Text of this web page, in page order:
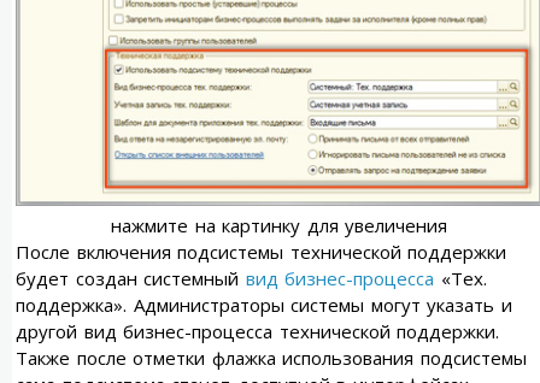
нажмите на картинку для увеличения
После включения подсистемы технической поддержки
будет создан системный вид бизнес-процесса «Тех.
поддержка». Администраторы системы могут указать и
другой вид бизнес-процесса технической поддержки.
Также после отметки флажка использования подсистемы